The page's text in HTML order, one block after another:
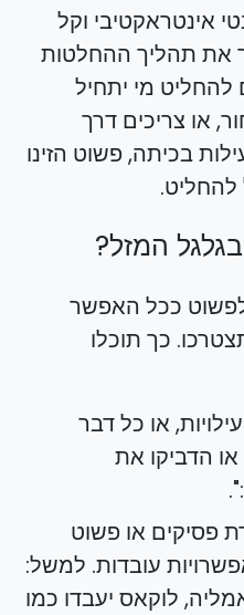
אינטראקטיבי וקל
את תהליך ההחלטות
מי יתחיל
או צריכים דרך
בכיתה, פשוט הזינו
להחליט.
המזל?
לפשוט ככל האפשר
כך תוכלו
או כל דבר
הדביקו את
פסיקים או פשוט
עובדות. למשל:
לוקאס יעבדו כמו